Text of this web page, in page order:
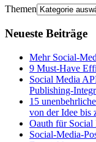
Themen
Neueste Beiträge
Mehr Social-
9 Must-Have
Social Media
Publishing-
15
von der Idee bis
Oauth für Social
Social-Media-